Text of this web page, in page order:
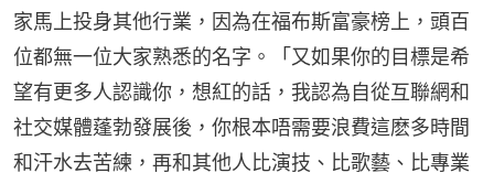
家馬上投身其他行業，因為在福布斯富豪榜上，頭百
位都無一位大家熟悉的名字。「又如果你的目標是希
望有更多人認識你，想紅的話，我認為自從互聯網和
社交媒體蓬勃發展後，你根本唔需要浪費這麽多時間
和汗水去苦練，再和其他人比演技、比歌藝、比專業